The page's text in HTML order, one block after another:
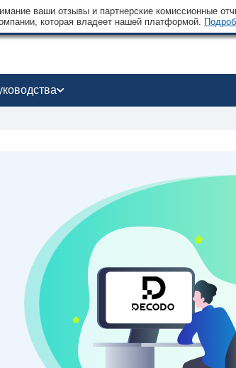
ваши отзывы и партнерские комиссионные
которая владеет нашей платформой.